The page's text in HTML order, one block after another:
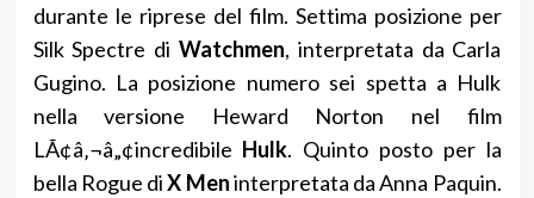
durante le riprese del film. Settima posizione per
Silk Spectre di Watchmen, interpretata da Carla
Gugino. La posizione numero sei spetta a Hulk
nella versione Heward Norton nel film
LÃ¢â‚¬â„¢incredibile Hulk. Quinto posto per la
bella Rogue diX Meninterpretata da Anna Paquin.